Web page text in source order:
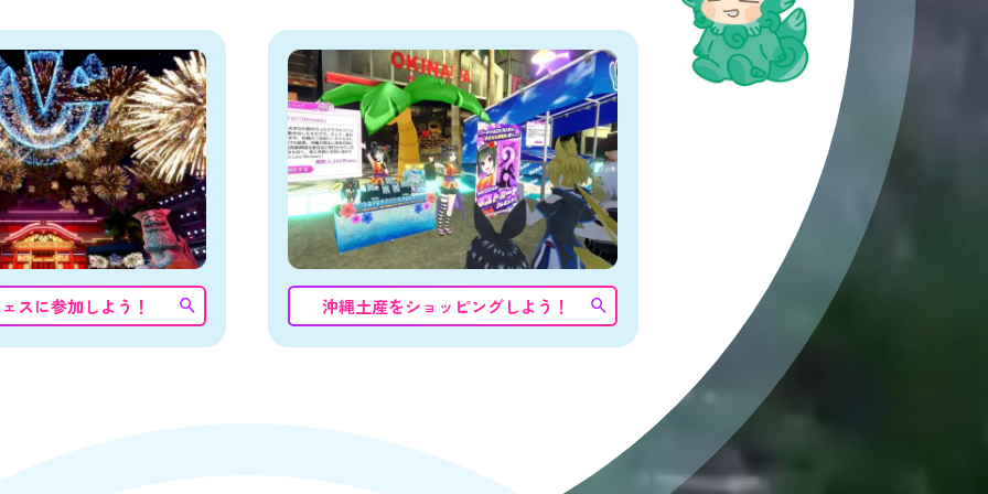
スに参加しよう！ 沖縄土産をショッピングしよう！